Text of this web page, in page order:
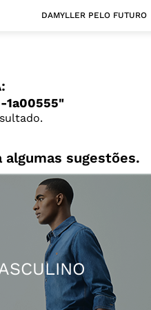
DAMYLLER PELO FUTURO
sugestões.